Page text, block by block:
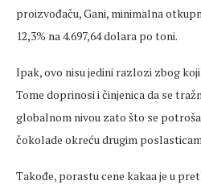
proizvođaču, Gani, minimalna
12,3% na 4.697,64 dolara po toni.
Ipak, ovo nisu jedini razlozi zbog
Tome doprinosi i činjenica da se
globalnom nivou zato što se
čokolade okreću drugim
Takođe, porastu cene kakaa je u